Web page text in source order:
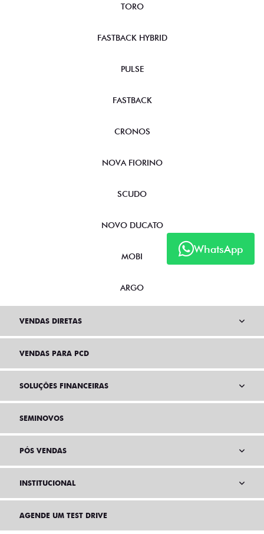
WhatsApp
TORO
FASTBACK HYBRID
PULSE
FASTBACK
CRONOS
NOVA FIORINO
SCUDO
NOVO DUCATO
MOBI
ARGO
VENDAS DIRETAS
VENDAS PARA PCD
SOLUÇÕES FINANCEIRAS
SEMINOVOS
PÓS VENDAS
INSTITUCIONAL
AGENDE UM TEST DRIVE